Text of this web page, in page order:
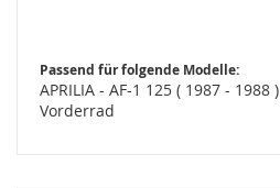
Passend für folgende Modelle:
APRILIA - AF-1 125 ( 1987 - 1988 )
Vorderrad